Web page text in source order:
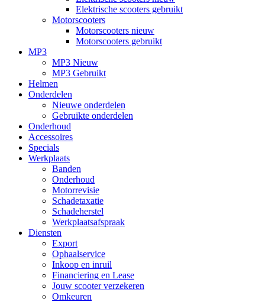
Elektrische scooters gebruikt
Motorscooters
Motorscooters nieuw
Motorscooters gebruikt
MP3
MP3 Nieuw
MP3 Gebruikt
Helmen
Onderdelen
Nieuwe onderdelen
Gebruikte onderdelen
Onderhoud
Accessoires
Specials
Werkplaats
Banden
Onderhoud
Motorrevisie
Schadetaxatie
Schadeherstel
Werkplaatsafspraak
Diensten
Export
Ophaalservice
Inkoop en inruil
Financiering en Lease
Jouw scooter verzekeren
Omkeuren